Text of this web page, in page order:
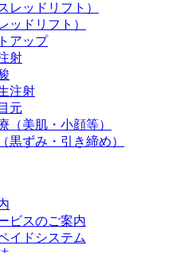
レッドリフト）
ッドリフト）
アップ
射
注射
元
（美肌・小顔等）
黒ずみ・引き締め）
ビスのご案内
イドシステム